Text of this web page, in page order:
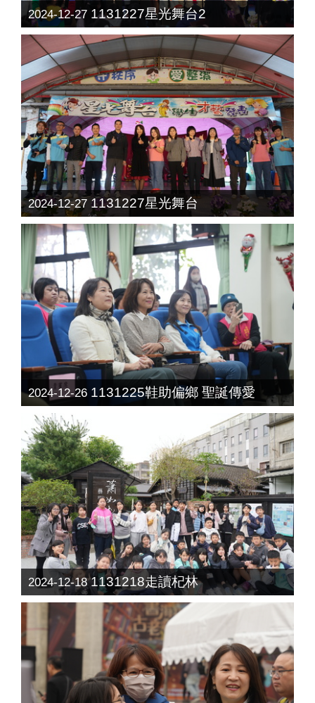
2024-12-27 1131227星光舞台2
2024-12-27 1131227星光舞台
2024-12-26 1131225鞋助偏鄉 聖誕傳愛
2024-12-181131218走讀杞林